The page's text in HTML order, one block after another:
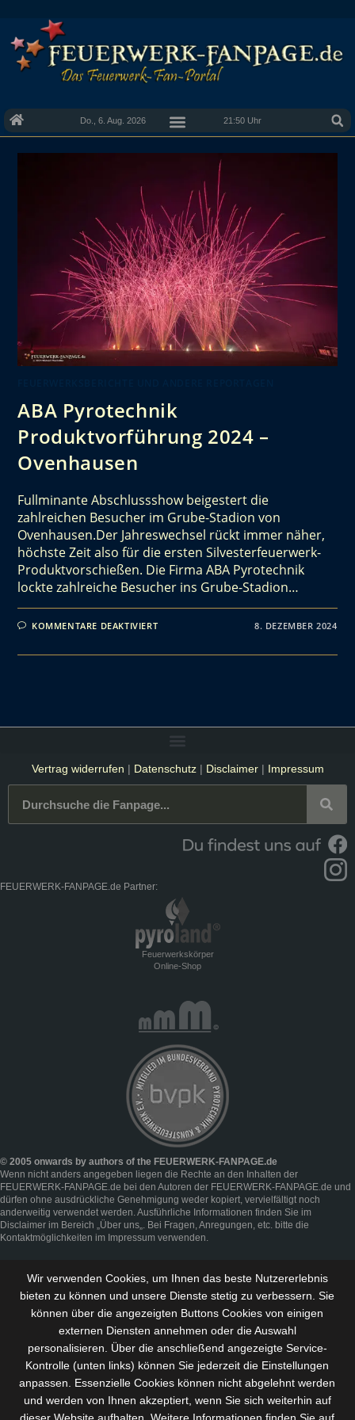
Do., 6. Aug. 2026 21:50 Uhr
ABA Pyrotechnik
Produktvorführung 2024 –
Ovenhausen
Fullminante Abschlussshow beigestert die
zahlreichen Besucher im Grube-Stadion von
Ovenhausen.Der Jahreswechsel rückt immer näher,
höchste Zeit also für die ersten Silvesterfeuerwerk-
Produktvorschießen. Die Firma ABA Pyrotechnik
lockte zahlreiche Besucher ins Grube-Stadion…
KOMMENTARE DEAKTIVIERT 8. DEZEMBER 2024
Vertrag widerrufen | Datenschutz| Disclaimer| Impressum
FEUERWERK-FANPAGE.de Partner:
Feuerwerkskörper
Online-Shop
© 2005 onwards by authors of the FEUERWERK-FANPAGE.de
Wenn nicht anders angegeben liegen die Rechte an den Inhalten der
FEUERWERK-FANPAGE.de bei den Autoren der FEUERWERK-FANPAGE.de und
dürfen ohne ausdrückliche Genehmigung weder kopiert, vervielfältigt noch
anderweitig verwendet werden. Ausführliche Informationen finden Sie im
Disclaimer im Bereich „Über uns„. Bei Fragen, Anregungen, etc. bitte die
Kontaktmöglichkeiten im Impressum verwenden.
Wir verwenden Cookies, um Ihnen das beste Nutzererlebnis
bieten zu können und unsere Dienste stetig zu verbessern . Sie
können über die angezeigten Buttons Cookies von einigen
externen Diensten annehmen oder die Auswahl
personalisieren. Über die anschließend angezeigte Service-
Kontrolle (unten links) können Sie jederzeit die Einstellungen
anpassen. Essenzielle Cookies können nicht abgelehnt werden
und werden von Ihnen akzeptiert, wenn Sie sich weiterhin auf
dieser Website aufhalten. Weitere Informationen finden Sie auf